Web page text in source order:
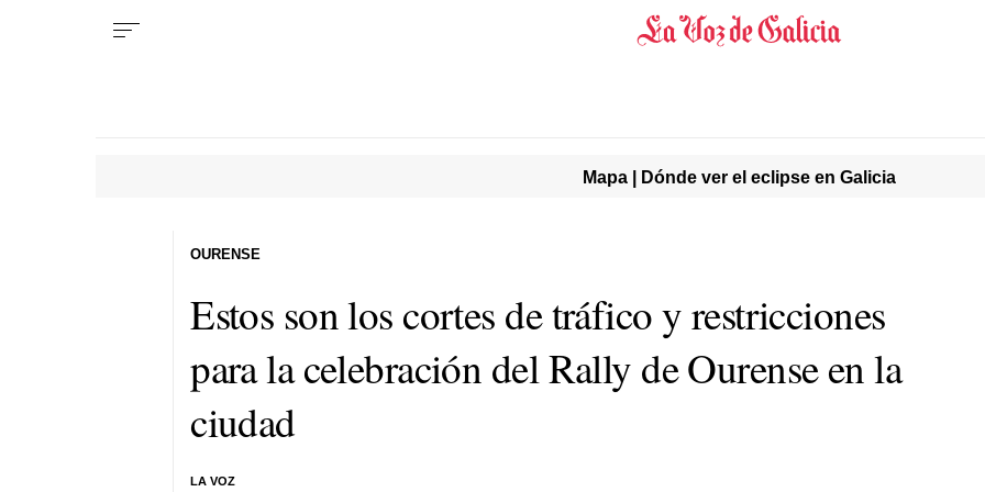
Mapa | Dónde ver el eclipse en Galicia
Estos son los cortes de tráfico y restricciones
para la celebración del Rally de Ourense en la
ciudad
LA VOZ
OURENSE